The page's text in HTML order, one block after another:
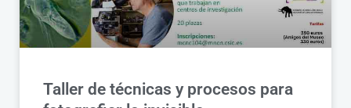
Taller de técnicas y procesos para